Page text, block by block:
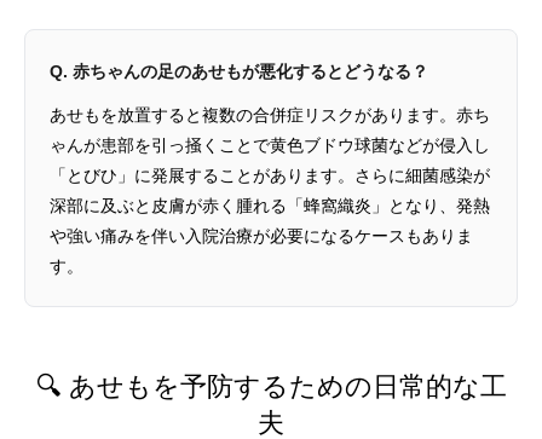
Q. 赤ちゃんの足のあせもが悪化するとどうなる？
あせもを放置すると複数の合併症リスクがあります。赤ち
ゃんが患部を引っ掻くことで黄色ブドウ球菌などが侵入し
「とびひ」に発展することがあります。さらに細菌感染が
深部に及ぶと皮膚が赤く腫れる「蜂窩織炎」となり、発熱
や強い痛みを伴い入院治療が必要になるケースもありま
す。
🔍 あせもを予防するための日常的な工
夫